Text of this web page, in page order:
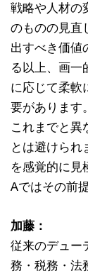
戦略や人材の
のものの見直
出すべき価値
る以上、画一
に応じて柔軟
要があります
これまでと異
とは避けられ
を感覚的に見
Aではその前
加藤：
従来のデュー
務・税務・法